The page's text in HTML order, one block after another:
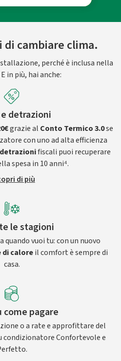
cambiare clima.
perché è inclusa nella
in più, hai anche:
detrazioni
grazie al Conto Termico 3.0se
con uno ad alta efficienza
detrazionifiscali puoi recuperare
spesa in 10 anni⁴.
di più
le stagioni
quando vuoi tu: con un nuovo
caloreil comfort è sempre di
casa.
come pagare
o a rate e approfittare del
condizionatore Confortevole e